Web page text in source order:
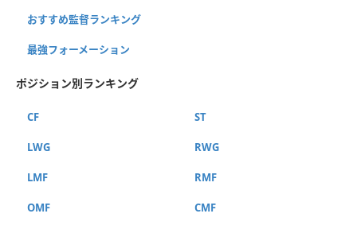
おすすめ監督ランキング
最強フォーメーション
ポジション別ランキング
CF ST
LWG RWG
LMF RMF
OMF CMF